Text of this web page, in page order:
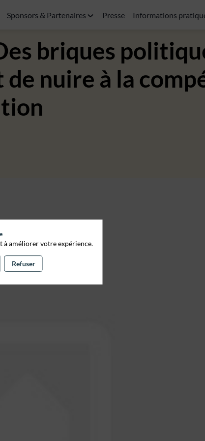
Sponsors & Partenaires Presse Informations
briques
nuire à la
à améliorer votre expérience.
Refuser